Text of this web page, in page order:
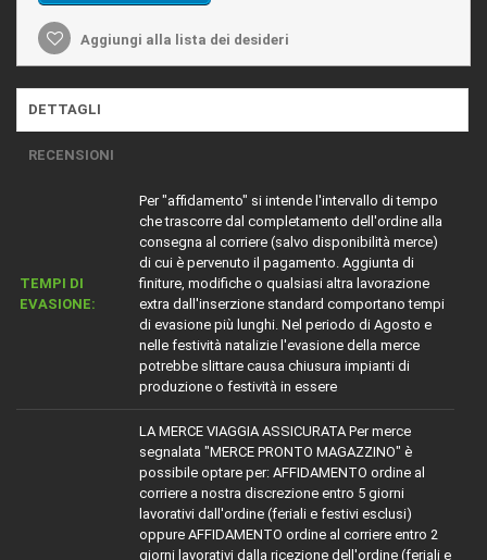
Aggiungi alla lista dei desideri
DETTAGLI
RECENSIONI
TEMPI DI
EVASIONE:
Per "affidamento" si intende l'intervallo di tempo
che trascorre dal completamento dell'ordine alla
consegna al corriere (salvo disponibilità merce)
di cui è pervenuto il pagamento. Aggiunta di
finiture, modifiche o qualsiasi altra lavorazione
extra dall'inserzione standard comportano tempi
di evasione più lunghi. Nel periodo di Agosto e
nelle festività natalizie l'evasione della merce
potrebbe slittare causa chiusura impianti di
produzione o festività in essere
LA MERCE VIAGGIA ASSICURATA Per merce
segnalata "MERCE PRONTO MAGAZZINO" è
possibile optare per: AFFIDAMENTO ordine al
corriere a nostra discrezione entro 5 giorni
lavorativi dall'ordine (feriali e festivi esclusi)
oppure AFFIDAMENTO ordine al corriere entro 2
giorni lavorativi dalla ricezione dell'ordine (feriali e